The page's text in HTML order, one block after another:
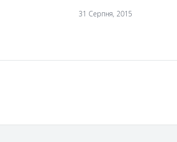
31 Серпня, 2015